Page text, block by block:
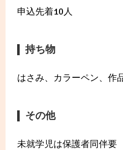
申込先着10人
持ち物
はさみ、カラーペン、作
その他
未就学児は保護者同伴要